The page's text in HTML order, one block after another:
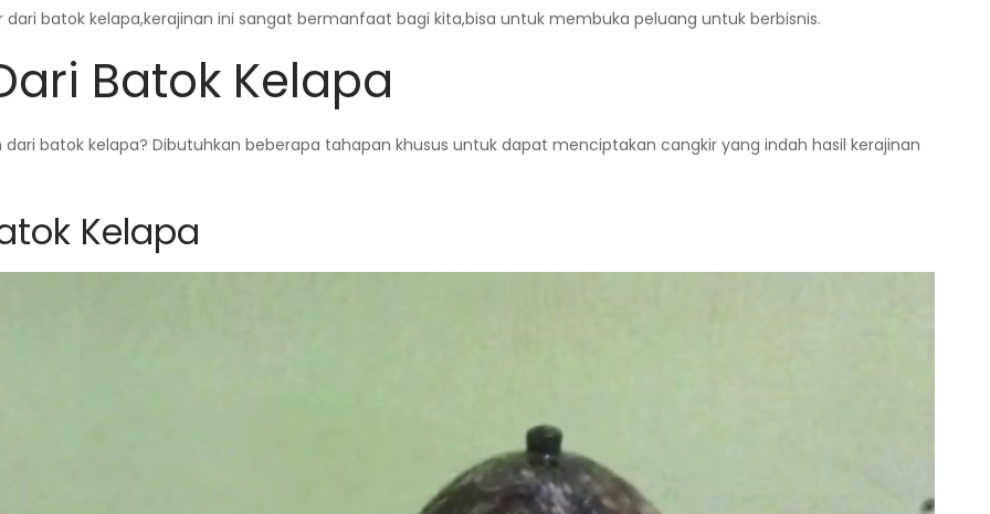
batok kelapa,kerajinan ini sangat bermanfaat bagi kita,bisa untuk membuka peluang untuk berbisnis.
Batok Kelapa
batok kelapa? Dibutuhkan beberapa tahapan khusus untuk dapat menciptakan cangkir yang indah hasil kerajinan
Kelapa